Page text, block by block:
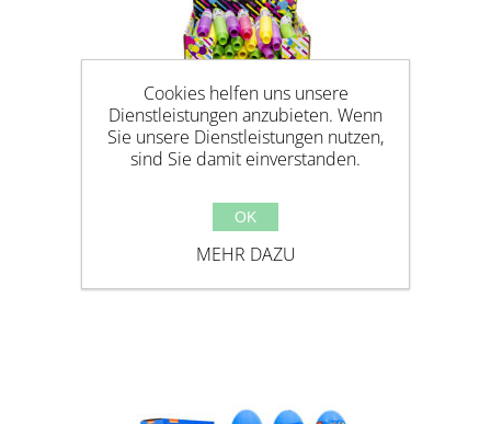
NEON STRETCHROHR
Cookies helfen uns unsere
Dienstleistungen anzubieten. Wenn
Sie unsere Dienstleistungen nutzen,
sind Sie damit einverstanden.
OK
MEHR DAZU